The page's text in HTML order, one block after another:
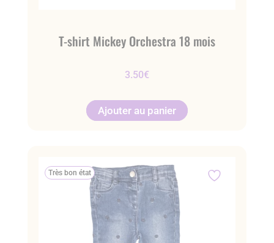
T-shirt Mickey Orchestra 18 mois
3.50€
Ajouter au panier
Très bon état